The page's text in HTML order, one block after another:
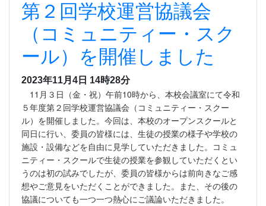
第２回学校運営協議会
（コミュニティー・スク
ール）を開催しました
2023年11月4日 14時28分
11月３日（金・祝）午前10時から、本校会議室にて令和
５年度第２回学校運営協議会（コミュニティー・スクー
ル）を開催しました。今回は、本校のオープンスクールと
同日に行い、委員の皆様には、生徒の授業の様子や学校の
施設・設備などを自由に見学していただきました。コミュ
ニティー・スクールで生徒の授業を参観していただくとい
うのは初の試みでしたが、委員の皆様からは前向きなご感
想やご意見をいただくことができました。また、その後の
協議についても一つ一つ熱心にご議論いただきました。